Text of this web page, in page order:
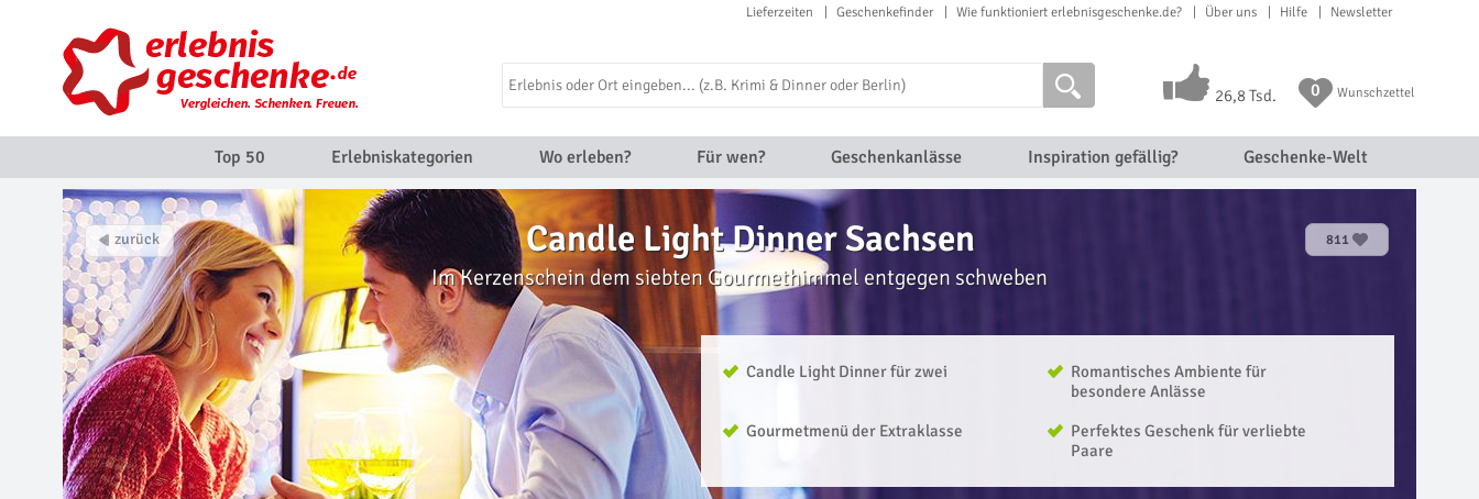
Lieferzeiten Geschenkefinder Wie funktioniert erlebnisgeschenke.de? Über uns Hilfe Newsletter
26,8 Tsd. 0 Wunschzettel
Top 50 Erlebniskategorien Wo erleben? Für wen? Geschenkanlässe Inspiration gefällig? Geschenke-Welt
Candle Light Dinner Sachsen 811
Im Kerzenschein dem siebten Gourmethimmel entgegen schweben
Candle Light Dinner für zwei
Romantisches Ambiente für
besondere Anlässe
Gourmetmenü der Extraklasse
Perfektes Geschenk für verliebte
Paare